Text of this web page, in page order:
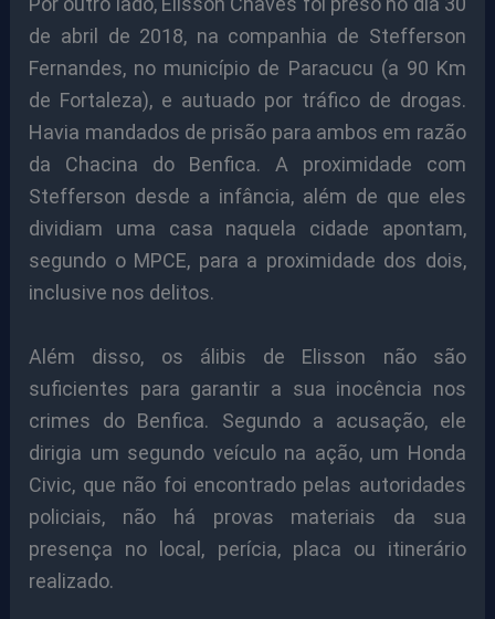
de abril de 2018, na companhia de Stefferson
Fernandes, no município de Paracucu (a 90 Km
de Fortaleza), e autuado por tráfico de drogas.
Havia mandados de prisão para ambos em razão
da Chacina do Benfica. A proximidade com
Stefferson desde a infância, além de que eles
dividiam uma casa naquela cidade apontam,
segundo o MPCE, para a proximidade dos dois,
inclusive nos delitos.
Além disso, os álibis de Elisson não são
suficientes para garantir a sua inocência nos
crimes do Benfica. Segundo a acusação, ele
dirigia um segundo veículo na ação, um Honda
Civic, que não foi encontrado pelas autoridades
policiais, não há provas materiais da sua
presença no local, perícia, placa ou itinerário
realizado.